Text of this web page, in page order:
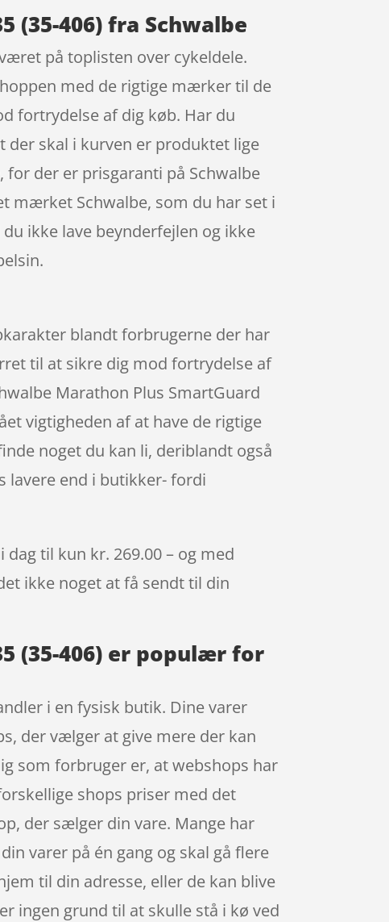
(35-406) fra Schwalbe
på toplisten over cykeldele.
med de rigtige mærker til de
fortrydelse af dig køb. Har du
der skal i kurven er produktet lige
der er prisgaranti på Schwalbe
mærket Schwalbe, som du har set i
ikke lave beynderfejlen og ikke
blandt forbrugerne der har
til at sikre dig mod fortrydelse af
Marathon Plus SmartGuard
vigtigheden af at have de rigtige
noget du kan li, deriblandt også
lavere end i butikker- fordi
til kun kr. 269.00 – og med
ikke noget at få sendt til din
(35-406) er populær for
i en fysisk butik. Dine varer
der vælger at give mere der kan
som forbruger er, at webshops har
shops priser med det
der sælger din vare. Mange har
varer på én gang og skal gå flere
til din adresse, eller de kan blive
ingen grund til at skulle stå i kø ved